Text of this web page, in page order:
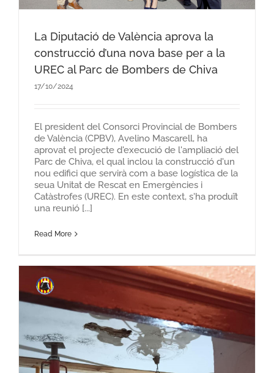
La Diputació de València aprova la
construcció d’una nova base per a la
UREC al Parc de Bombers de Chiva
17/10/2024
El president del Consorci Provincial de Bombers
de València (CPBV), Avelino Mascarell, ha
aprovat el projecte d'execució de l'ampliació del
Parc de Chiva, el qual inclou la construcció d'un
nou edifici que servirà com a base logística de la
seua Unitat de Rescat en Emergències i
Catàstrofes (UREC). En este context, s'ha produït
una reunió [...]
Read More